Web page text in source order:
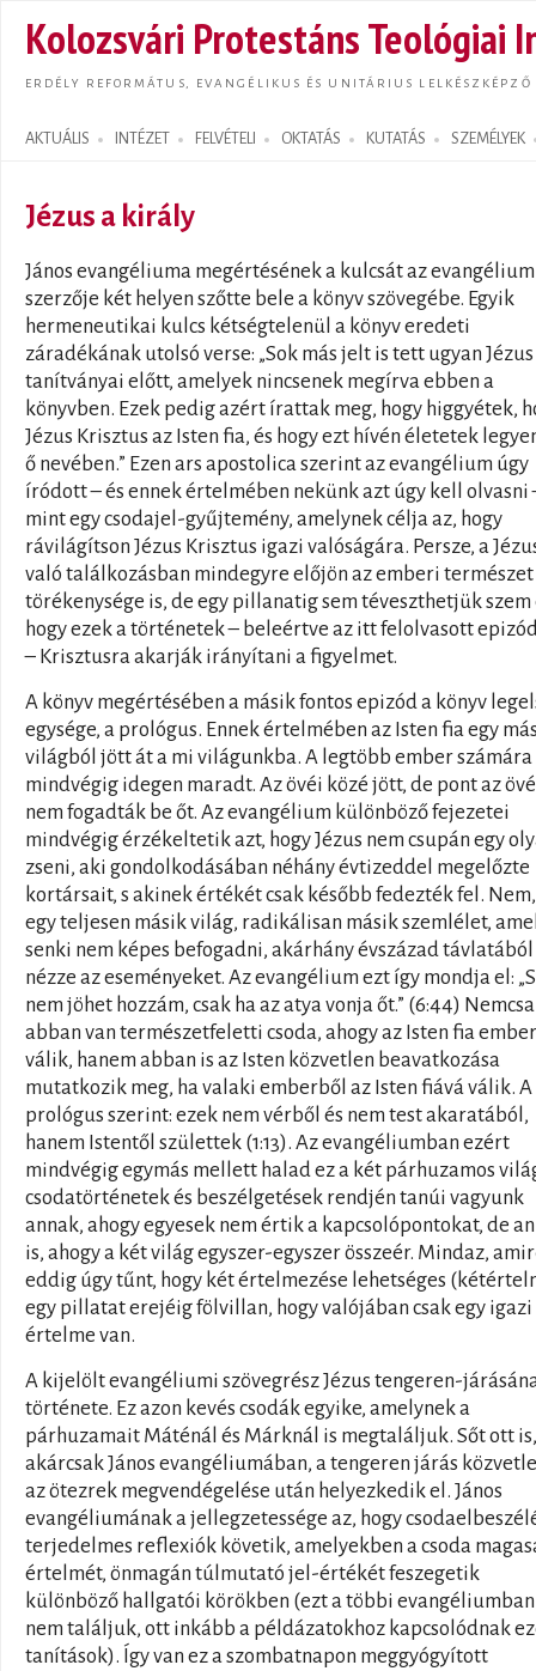
Kolozsvári Protestáns Teológiai
ERDÉLY REFORMÁTUS, EVANGÉLIKUS ÉS UNITÁRIUS LELKÉSZKÉPZŐ
AKTUÁLIS INTÉZET FELVÉTELI OKTATÁS KUTATÁS SZEMÉLYEK
Search form
Jézus a király
János evangéliuma megértésének a kulcsát az evangélium
szerzője két helyen szőtte bele a könyv szövegébe. Egyik
hermeneutikai kulcs kétségtelenül a könyv eredeti
záradékának utolsó verse: „Sok más jelt is tett ugyan Jézus
tanítványai előtt, amelyek nincsenek megírva ebben a
könyvben. Ezek pedig azért írattak meg, hogy higgyétek,
Jézus Krisztus az Isten fia, és hogy ezt hívén életetek
ő nevében.” Ezen ars apostolica szerint az evangélium úgy
íródott – és ennek értelmében nekünk azt úgy kell olvasni
mint egy csodajel-gyűjtemény, amelynek célja az, hogy
rávilágítson Jézus Krisztus igazi valóságára. Persze, a
való találkozásban mindegyre előjön az emberi természet
törékenysége is, de egy pillanatig sem téveszthetjük szem
hogy ezek a történetek – beleértve az itt felolvasott
– Krisztusra akarják irányítani a figyelmet.
A könyv megértésében a másik fontos epizód a könyv
egysége, a prológus. Ennek értelmében az Isten fia egy
világból jött át a mi világunkba. A legtöbb ember számára
mindvégig idegen maradt. Az övéi közé jött, de pont az
nem fogadták be őt. Az evangélium különböző fejezetei
mindvégig érzékeltetik azt, hogy Jézus nem csupán egy
zseni, aki gondolkodásában néhány évtizeddel megelőzte
kortársait, s akinek értékét csak később fedezték fel.
egy teljesen másik világ, radikálisan másik szemlélet,
senki nem képes befogadni, akárhány évszázad távlatából
nézze az eseményeket. Az evangélium ezt így mondja el:
nem jöhet hozzám, csak ha az atya vonja őt.” (6:44)
abban van természetfeletti csoda, ahogy az Isten fia
válik, hanem abban is az Isten közvetlen beavatkozása
mutatkozik meg, ha valaki emberből az Isten fiává válik. A
prológus szerint: ezek nem vérből és nem test akaratából,
hanem Istentől születtek (1:13). Az evangéliumban ezért
mindvégig egymás mellett halad ez a két párhuzamos
csodatörténetek és beszélgetések rendjén tanúi vagyunk
annak, ahogy egyesek nem értik a kapcsolópontokat, de
is, ahogy a két világ egyszer-egyszer összeér. Mindaz,
eddig úgy tűnt, hogy két értelmezése lehetséges
egy pillatat erejéig fölvillan, hogy valójában csak egy igazi
értelme van.
A kijelölt evangéliumi szövegrész Jézus tengeren-
története. Ez azon kevés csodák egyike, amelynek a
párhuzamait Máténál és Márknál is megtaláljuk. Sőt ott is,
akárcsak János evangéliumában, a tengeren járás
az ötezrek megvendégelése után helyezkedik el. János
evangéliumának a jellegzetessége az, hogy
terjedelmes reflexiók követik, amelyekben a csoda
értelmét, önmagán túlmutató jel-értékét feszegetik
különböző hallgatói körökben (ezt a többi evangéliumban
nem találjuk, ott inkább a példázatokhoz kapcsolódnak
tanítások). Így van ez a szombatnapon meggyógyított